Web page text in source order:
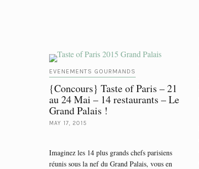
EVENEMENTS GOURMANDS
{Concours} Taste of Paris – 21
au 24 Mai – 14 restaurants – Le
Grand Palais !
MAY 17, 2015
Imaginez les 14 plus grands chefs parisiens
réunis sous la nef du Grand Palais, vous en